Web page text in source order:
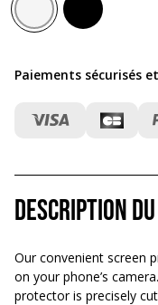
Paiements sécurisés
Description
Our convenient screen
on your phone’s
protector is precisely